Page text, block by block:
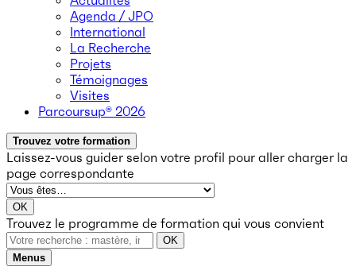
Agenda / JPO
International
La Recherche
Projets
Témoignages
Visites
Parcoursup® 2026
Trouvez votre formation
Laissez-vous guider selon votre profil pour aller charger la
page correspondante
OK
Trouvez le programme de formation qui vous convient
OK
Menus